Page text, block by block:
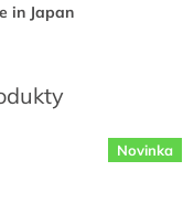
Novinka
in Japan